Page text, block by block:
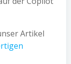
Artikel